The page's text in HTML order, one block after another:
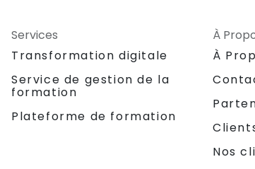
Services
Transformation digitale
Service de gestion de la
formation
Plateforme de formation
À
À
Nos